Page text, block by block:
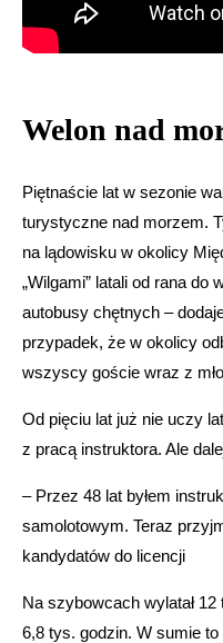
Welon nad
Piętnaście lat w sezonie
turystyczne nad morzem.
na lądowisku w okolicy
„Wilgami” latali od rana do
autobusy chętnych –
przypadek, że w okolicy
wszyscy goście wraz z
Od pięciu lat już nie uczy
z pracą instruktora. Ale
– Przez 48 lat byłem
samolotowym. Teraz
kandydatów do licencji
Na szybowcach wylatał
6,8 tys. godzin. W sumie